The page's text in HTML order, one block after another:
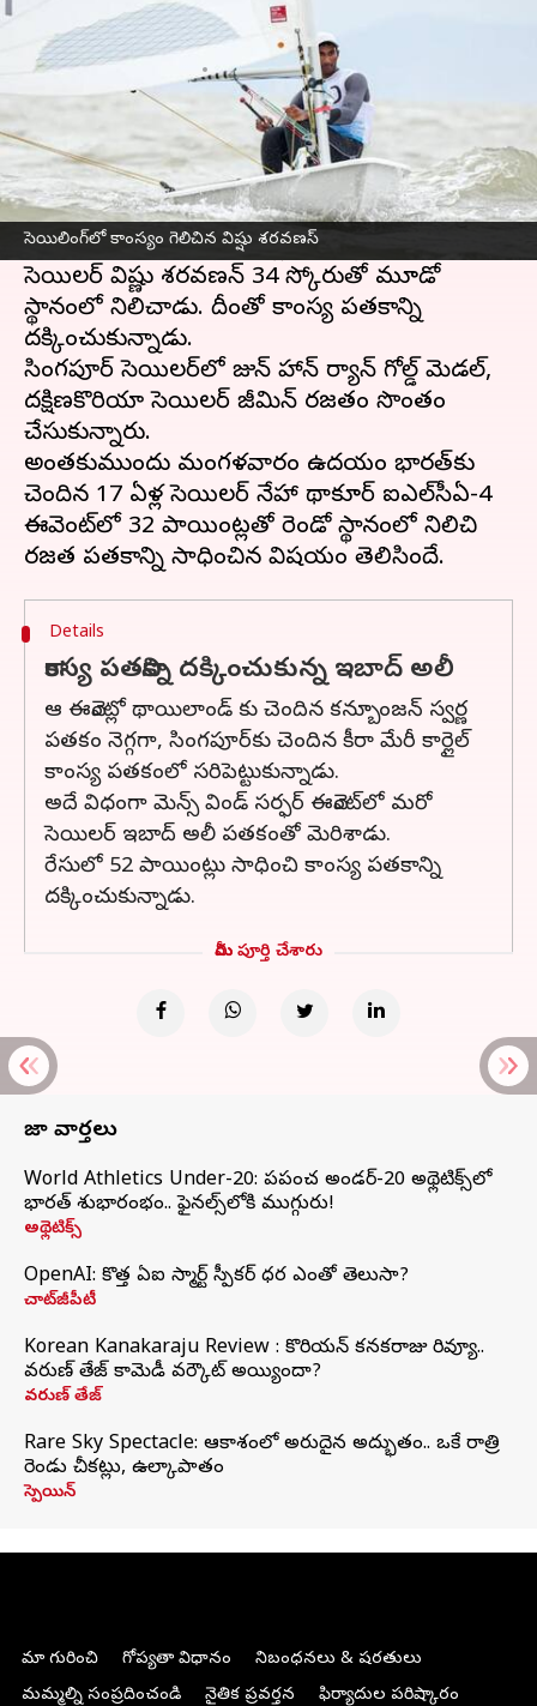
సెయిలింగ్‌లో కాంస్యం గెలిచిన విష్షు శరవణస్
కాంస్యం గెలిచిన విష్షు శరవణస్
వ్రాసిన వారు Sep 27, 2023 05:33 pm
ఈ వార్తాకథనం ఏంటి
చైనాలో జరుగుతున్నఆసియా గేమ్స్
సెయిలింగ్
విభాగంలో భారత్ మరో పతకాన్ని కైవసం చేసుకుంది.
మెన్స్ డింగీ ILCA-7 ఈవెంట్లో 24 ఏళ్ల భారత
సెయిలర్ విష్ణు శరవణన్ 34 స్కోరుతో మూడో
స్థానంలో నిలిచాడు. దీంతో కాంస్య పతకాన్ని
దక్కించుకున్నాడు.
సింగపూర్ సెయిలర్‌లో జున్ హాన్ ర్యాన్ గోల్డ్ మెడల్,
దక్షిణకొరియా సెయిలర్ జీమిన్ రజతం సొంతం
చేసుకున్నారు.
అంతకుముందు మంగళవారం ఉదయం భారత్‌కు
చెందిన 17 ఏళ్ల సెయిల‌ర్ నేహా థాకూర్‌ ఐఎల్‌సీఏ-4
ఈవెంట్‌లో 32 పాయింట్లతో రెండో స్థానంలో నిలిచి
Details
కాంస్య పతకాన్ని దక్కించుకున్న ఇబాద్ అలీ
ఆ ఈవెంట్లో థాయిలాండ్ కు చెందిన కన్బూంజన్ స్వర్ణ
పతకం నెగ్గగా, సింగపూర్‌కు చెందిన కీరా మేరీ కార్లైల్
కాంస్య పతకంలో సరిపెట్టుకున్నాడు.
అదే విధంగా మెన్స్ విండ్ సర్ఫర్ ఈవెంట్‌లో మరో
సెయిలర్ ఇబాద్ అలీ పతకంతో మెరిశాడు.
రేసులో 52 పాయింట్లు సాధించి కాంస్య పతకాన్ని
దక్కించుకున్నాడు.
మీరు పూర్తి చేశారు
తాజా వార్తలు
World Athletics Under-20: ప్రపంచ అండర్-20 అథ్లెటిక్స్‌లో
భారత్‌ శుభారంభం.. ఫైనల్స్‌లోకి ముగ్గురు!
అథ్లెటిక్స్
OpenAI: కొత్త ఏఐ స్మార్ట్ స్పీకర్ ధర ఎంతో తెలుసా?
చాట్‌జీపీటీ
Korean Kanakaraju Review : కొరియన్ కనకరాజు రివ్యూ..
వరుణ్ తేజ్ కామెడీ వర్కౌట్ అయ్యిందా?
వరుణ్ తేజ్
Rare Sky Spectacle: ఆకాశంలో అరుదైన అద్భుతం.. ఒకే రాత్రి
రెండు చీకట్లు, ఉల్కాపాతం
స్పెయిన్
మా గురించి గోప్యతా విధానం
నిబంధనలు & షరతులు
మమ్మల్ని సంప్రదించండి
నైతిక ప్రవర్తన ఫిర్యాదుల పరిష్కారం